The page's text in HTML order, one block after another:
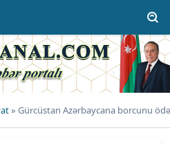
» Gürcüstan Azərbaycana borcunu